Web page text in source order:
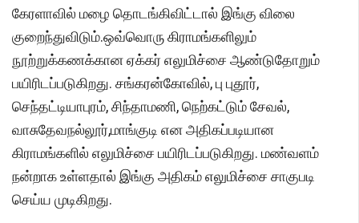
கேரளாவில் மழை தொடங்கிவிட்டால் இங்கு விலை
குறைந்துவிடும்.ஒவ்வொரு கிராமங்களிலும்
நூற்றுக்கணக்கான ஏக்கர் எலுமிச்சை ஆண்டுதோறும்
பயிரிடப்படுகிறது. சங்கரன்கோவில், பு புதூர்,
செந்தட்டியாபுரம், சிந்தாமணி, நெற்கட்டும் சேவல்,
வாசுதேவநல்லூர்,மாங்குடி என அதிகப்படியான
கிராமங்களில் எலுமிச்சை பயிரிடப்படுகிறது. மண்வளம்
நன்றாக உள்ளதால் இங்கு அதிகம் எலுமிச்சை சாகுபடி
செய்ய முடிகிறது.